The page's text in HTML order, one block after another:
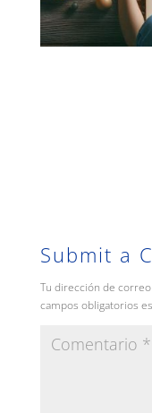
Submit a
Tu dirección de
campos obligatorios